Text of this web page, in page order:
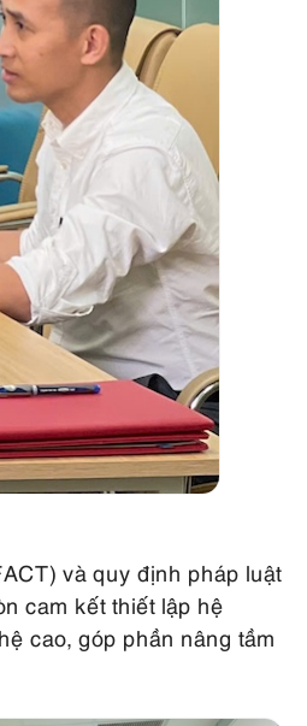
và quy định pháp luật
cam kết thiết lập hệ
cao, góp phần nâng tầm